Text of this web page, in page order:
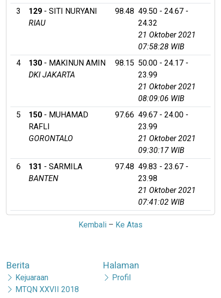
3
129 - SITI NURYANI
RIAU
98.48 49.50 - 24.67 -
24.32
21 Oktober 2021
07:58:28 WIB
4
130 - MAKINUN AMIN
DKI JAKARTA
98.15 50.00 - 24.17 -
23.99
21 Oktober 2021
08:09:06 WIB
5
150 - MUHAMAD
RAFLI
GORONTALO
97.66 49.67 - 24.00 -
23.99
21 Oktober 2021
09:30:17 WIB
6
131 - SARMILA
BANTEN
97.48 49.83 - 23.67 -
23.98
21 Oktober 2021
07:41:02 WIB
Kembali – Ke Atas
Berita
Kejuaraan
MTQN XXVII 2018
Halaman
Profil